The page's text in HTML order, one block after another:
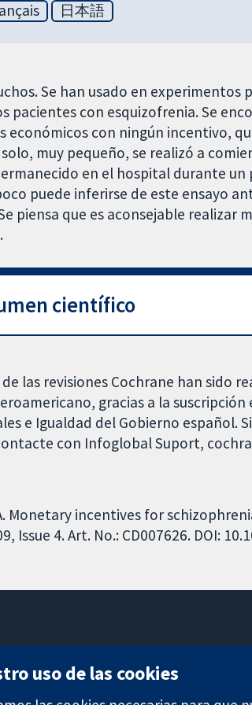
日本語
Se han usado en experimentos
pacientes con esquizofrenia. Se
económicos con ningún incentivo,
muy pequeño, se realizó a
en el hospital durante
puede inferirse de este ensayo
piensa que es aconsejable realizar
científico
las revisiones Cochrane han sido
gracias a la
e Igualdad del Gobierno español.
con Infoglobal Suport,
Monetary incentives for
Issue 4. Art. No.: CD007626. DOI:
Londres
uso de las cookies